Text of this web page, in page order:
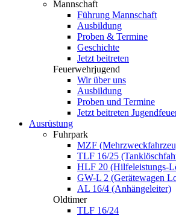
Mannschaft
Führung Mannschaft
Ausbildung
Proben & Termine
Geschichte
Jetzt beitreten
Feuerwehrjugend
Wir über uns
Ausbildung
Proben und Termine
Jetzt beitreten
Ausrüstung
Fuhrpark
MZF
TLF 16/25
HLF 20 (Hilfeleistungs-
GW-L 2 (Gerätewagen
AL 16/4 (Anhängeleiter)
Oldtimer
TLF 16/24